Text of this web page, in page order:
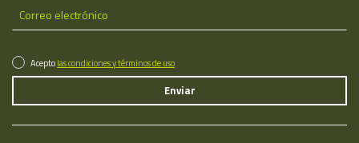
Aceptolas condiciones y términos de uso